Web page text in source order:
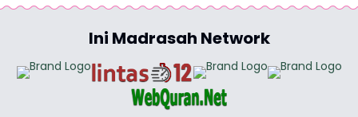
Ini Madrasah Network